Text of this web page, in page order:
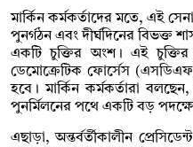
মার্কিন কর্মকর্তাদের মতে, এই
পুনর্গঠন এবং দীর্ঘদিনের বিভক্ত
একটি চুক্তির অংশ। এই চুক্তির
ডেমোক্রেটিক ফোর্সেস
হবে। মার্কিন কর্মকর্তারা
পুনর্মিলনের পথে একটি বড়
এছাড়া, অন্তর্বর্তীকালীন